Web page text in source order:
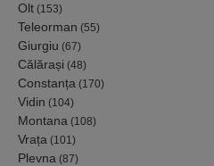
Olt (153)
Teleorman (55)
Giurgiu (67)
Călărași (48)
Constanța (170)
Vidin (104)
Montana (108)
Vrața (101)
Plevna (87)